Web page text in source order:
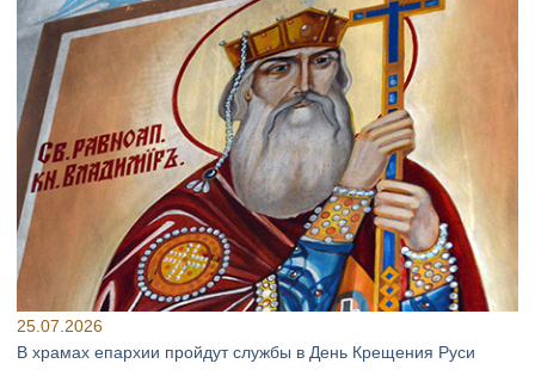
25.07.2026
В храмах епархии пройдут службы в День Крещения Руси